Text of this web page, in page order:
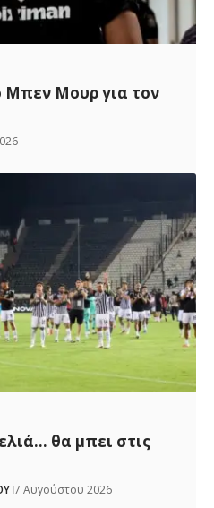
Μπεν Μουρ για τον
θα μπει στις
7 Αυγούστου 2026